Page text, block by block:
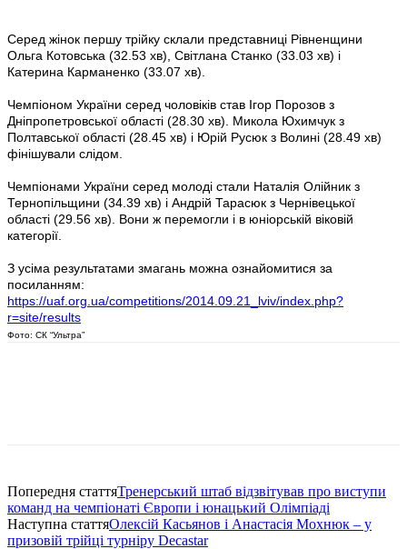
Серед жінок першу трійку склали представниці Рівненщини
Ольга Котовська (32.53 хв), Світлана Станко (33.03 хв) і
Катерина Карманенко (33.07 хв).
Чемпіоном України серед чоловіків став Ігор Порозов з
Дніпропетровської області (28.30 хв). Микола Юхимчук з
Полтавської області (28.45 хв) і Юрій Русюк з Волині (28.49 хв)
фінішували слідом.
Чемпіонами України серед молоді стали Наталія Олійник з
Тернопільщини (34.39 хв) і Андрій Тарасюк з Чернівецької
області (29.56 хв). Вони ж перемогли і в юніорській віковій
категорії.
З усіма результатами змагань можна ознайомитися за
посиланням:
https://uaf.org.ua/competitions/2014.09.21_lviv/index.php?
r=site/results
Фото: СК “Ультра”
Попередня статтяТренерський штаб відзвітував про виступи
команд на чемпіонаті Європи і юнацький Олімпіаді
Наступна статтяОлексій Касьянов і Анастасія Мохнюк – у
призовій трійці турніру Decastar